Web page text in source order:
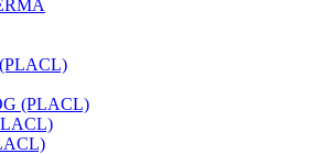
(PLACL)